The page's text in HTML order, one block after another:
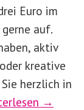
Euro im
auf.
aktiv
kreative
herzlich in
→